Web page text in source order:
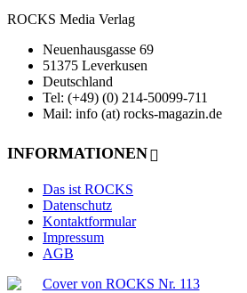
ROCKS Media Verlag
Neuenhausgasse 69
51375 Leverkusen
Deutschland
Tel: (+49) (0) 214-50099-711
Mail: info (at) rocks-magazin.de
INFORMATIONEN
Das ist ROCKS
Datenschutz
Kontaktformular
Impressum
AGB